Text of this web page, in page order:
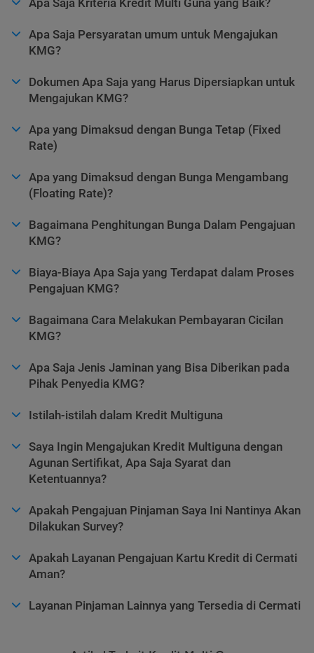
Apa Saja Persyaratan umum untuk Mengajukan
KMG?
Dokumen Apa Saja yang Harus Dipersiapkan untuk
Mengajukan KMG?
Apa yang Dimaksud dengan Bunga Tetap (Fixed
Rate)
Apa yang Dimaksud dengan Bunga Mengambang
(Floating Rate)?
Bagaimana Penghitungan Bunga Dalam Pengajuan
KMG?
Biaya-Biaya Apa Saja yang Terdapat dalam Proses
Pengajuan KMG?
Bagaimana Cara Melakukan Pembayaran Cicilan
KMG?
Apa Saja Jenis Jaminan yang Bisa Diberikan pada
Pihak Penyedia KMG?
Istilah-istilah dalam Kredit Multiguna
Saya Ingin Mengajukan Kredit Multiguna dengan
Agunan Sertifikat, Apa Saja Syarat dan
Ketentuannya?
Apakah Pengajuan Pinjaman Saya Ini Nantinya Akan
Dilakukan Survey?
Apakah Layanan Pengajuan Kartu Kredit di Cermati
Aman?
Layanan Pinjaman Lainnya yang Tersedia di Cermati